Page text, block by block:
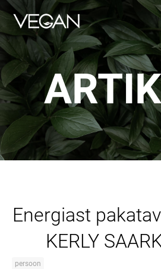
Energiast
KERLY
persoon